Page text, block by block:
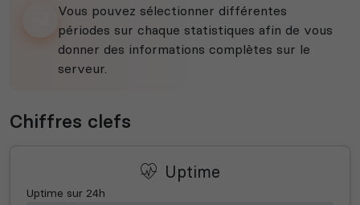
Vous pouvez sélectionner différentes
périodes sur chaque statistiques afin de vous
donner des informations complètes sur le
serveur.
Chiffres clefs
Uptime
Uptime sur 24h